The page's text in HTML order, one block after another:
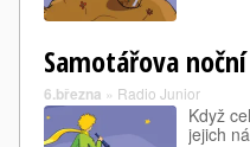
Samotářova
6.března » Radio Junior
Když
jejich